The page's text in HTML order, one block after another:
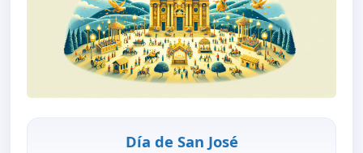
Día de San José